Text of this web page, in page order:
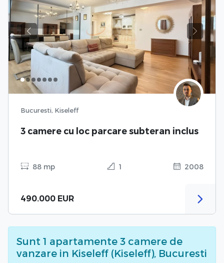
Previous Next
Bucuresti, Kiseleff
3 camere cu loc parcare subteran inclus
88 mp 1 2008
490.000 EUR
Sunt 1 apartamente 3 camere de
vanzare in Kiseleff (Kiseleff), Bucuresti